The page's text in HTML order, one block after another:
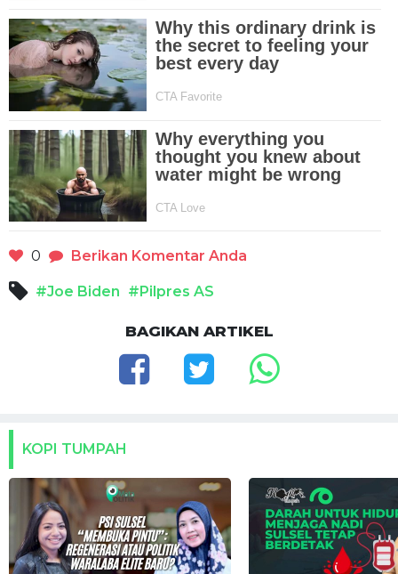
0 Berikan Komentar Anda
#Joe Biden #Pilpres AS
BAGIKAN ARTIKEL
KOPI TUMPAH